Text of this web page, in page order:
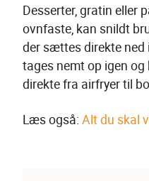
Desserter, gratin eller
ovnfaste, kan snildt
der sættes direkte ned
tages nemt op igen
direkte fra airfryer til
Læs også: Alt du skal